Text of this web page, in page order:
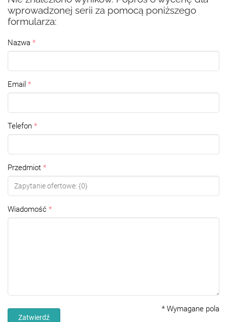
wprowadzonej serii za pomocą poniższego
formularza:
Nazwa
Email
Telefon
Przedmiot
Wiadomość
* Wymagane pola
Zatwierdź